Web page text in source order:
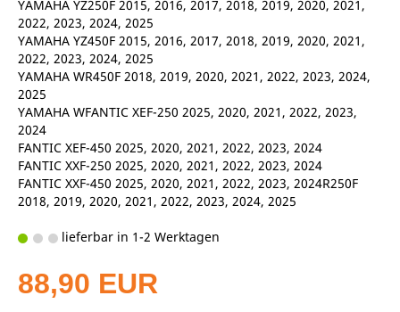
YAMAHA YZ250F 2015, 2016, 2017, 2018, 2019, 2020, 2021,
2022, 2023, 2024, 2025
YAMAHA YZ450F 2015, 2016, 2017, 2018, 2019, 2020, 2021,
2022, 2023, 2024, 2025
YAMAHA WR450F 2018, 2019, 2020, 2021, 2022, 2023, 2024,
2025
YAMAHA WFANTIC XEF-250 2025, 2020, 2021, 2022, 2023,
2024
FANTIC XEF-450 2025, 2020, 2021, 2022, 2023, 2024
FANTIC XXF-250 2025, 2020, 2021, 2022, 2023, 2024
FANTIC XXF-450 2025, 2020, 2021, 2022, 2023, 2024R250F
2018, 2019, 2020, 2021, 2022, 2023, 2024, 2025
lieferbar in 1-2 Werktagen
88,90 EUR